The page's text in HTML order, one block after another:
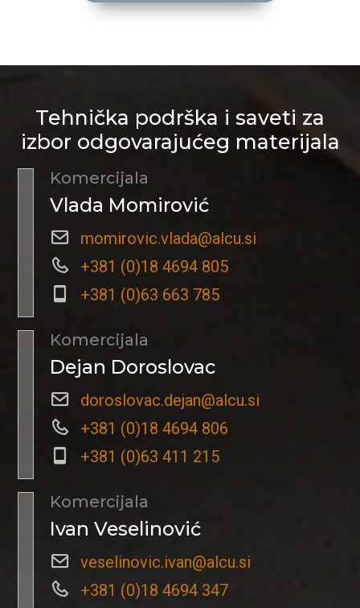
Tehnička podrška i saveti za
izbor odgovarajućeg materijala
Komercijala
Vlada Momirović
momirovic.vlada@alcu.si
+381 (0)18 4694 805
+381 (0)63 663 785
Komercijala
Dejan Doroslovac
doroslovac.dejan@alcu.si
+381 (0)18 4694 806
+381 (0)63 411 215
Komercijala
Ivan Veselinović
veselinovic.ivan@alcu.si
+381 (0)18 4694 347